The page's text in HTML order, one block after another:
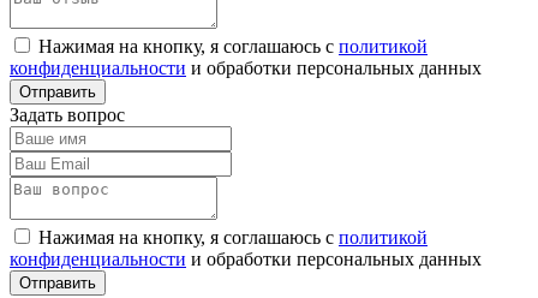
Нажимая на кнопку, я соглашаюсь с политикой
конфиденциальности и обработки персональных данных
Задать вопрос
Нажимая на кнопку, я соглашаюсь с политикой
конфиденциальности и обработки персональных данных